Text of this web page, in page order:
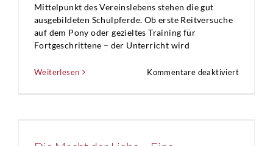
Mittelpunkt des Vereinslebens stehen die gut
ausgebildeten Schulpferde. Ob erste Reitversuche
auf dem Pony oder gezieltes Training für
Fortgeschrittene – der Unterricht wird
Weiterlesen Kommentare deaktiviertfür